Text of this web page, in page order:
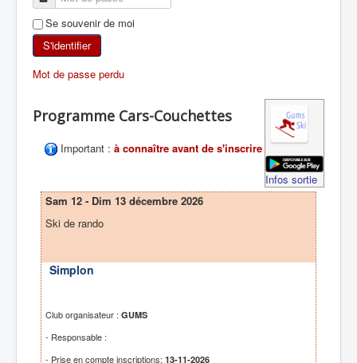
SKI DE RANDONNÉE
Se souvenir de moi
S'identifier
Mot de passe perdu
Programme Cars-Couchettes
Infos sortie
Important : à connaître avant de s'inscrire
Sam 12 - Dim 13 décembre 2026
Ski de rando
Simplon
Club organisateur : GUMS
- Responsable :
- Prise en compte inscriptions: 13-11-2026